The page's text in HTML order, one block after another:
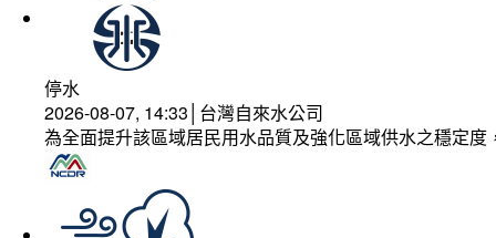
停水
2026-08-07, 14:33│台灣自來水公司
為全面提升該區域居民用水品質及強化區域供水之穩定